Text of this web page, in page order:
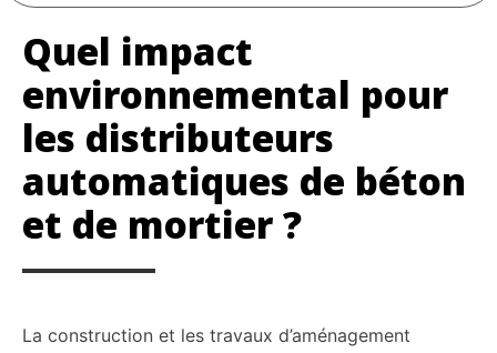
Quel impact
environnemental pour
les distributeurs
automatiques de béton
et de mortier ?
La construction et les travaux d’aménagement